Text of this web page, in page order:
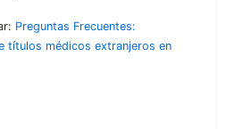
Preguntas Frecuentes:
títulos médicos extranjeros en